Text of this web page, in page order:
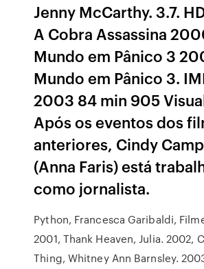
Jenny McCarthy. 3.7.
A Cobra Assassina
Mundo em Pânico 3
Mundo em Pânico 3.
2003 84 min 905
Após os eventos dos
anteriores, Cindy
(Anna Faris) está
como jornalista.
Python, Francesca Garibaldi,
2001, Thank Heaven, Julia. 2002,
Thing, Whitney Ann Barnsley.